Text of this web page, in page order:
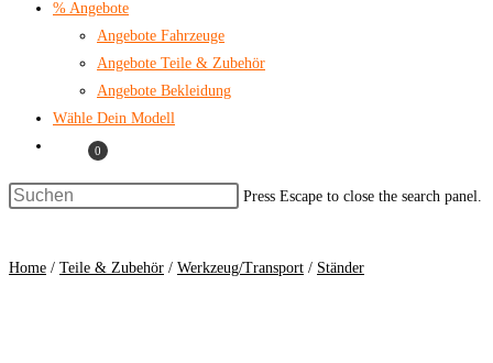
% Angebote
Angebote Fahrzeuge
Angebote Teile & Zubehör
Angebote Bekleidung
Wähle Dein Modell
0
Press Escape to close the search panel.
Home / Teile & Zubehör / Werkzeug/Transport / Ständer